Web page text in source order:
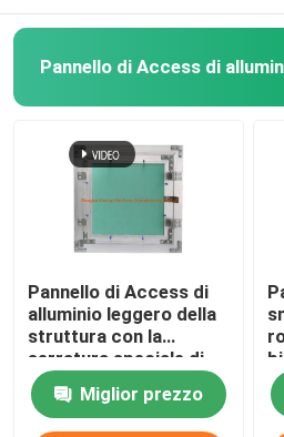
Pannello di Access di
Pannello di Access di
alluminio leggero della
struttura con la
serratura speciale di
altezza ridotta di
spinta del pannello di
carta e gesso verde
Miglior prezzo